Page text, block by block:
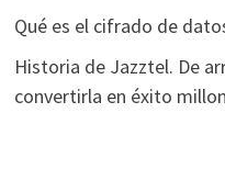
Qué es el cifrado de
Historia de Jazztel. De
convertirla en éxito